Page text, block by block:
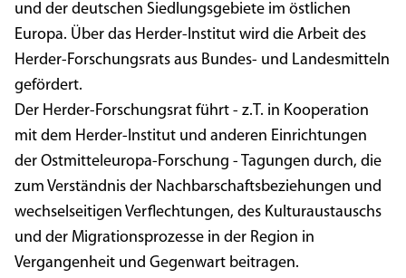
und der deutschen Siedlungsgebiete im östlichen
Europa. Über das Herder-Institut wird die Arbeit des
Herder-Forschungsrats aus Bundes- und Landesmitteln
gefördert.
Der Herder-Forschungsrat führt - z.T. in Kooperation
mit dem Herder-Institut und anderen Einrichtungen
der Ostmitteleuropa-Forschung - Tagungen durch, die
zum Verständnis der Nachbarschaftsbeziehungen und
wechselseitigen Verflechtungen, des Kulturaustauschs
und der Migrationsprozesse in der Region in
Vergangenheit und Gegenwart beitragen.